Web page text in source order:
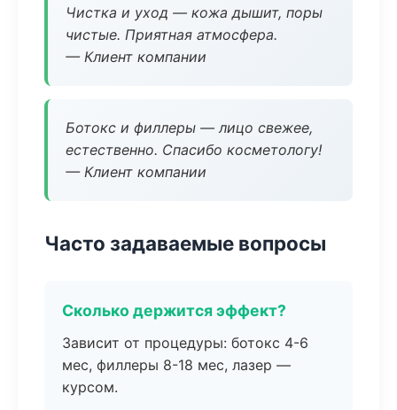
Чистка и уход — кожа дышит, поры
чистые. Приятная атмосфера.
— Клиент компании
Ботокс и филлеры — лицо свежее,
естественно. Спасибо косметологу!
— Клиент компании
Часто задаваемые вопросы
Сколько держится эффект?
Зависит от процедуры: ботокс 4-6
мес, филлеры 8-18 мес, лазер —
курсом.